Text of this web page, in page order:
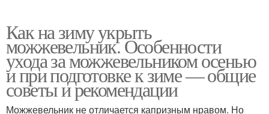
Как на зиму укрыть
можжевельник. Особенности
ухода за можжевельником осенью
и при подготовке к зиме — общие
советы и рекомендации
Можжевельник не отличается капризным нравом. Но